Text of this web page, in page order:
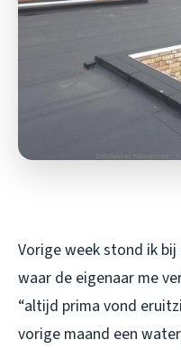
Vorige week stond ik
waar de eigenaar me
“altijd prima vond
vorige maand een